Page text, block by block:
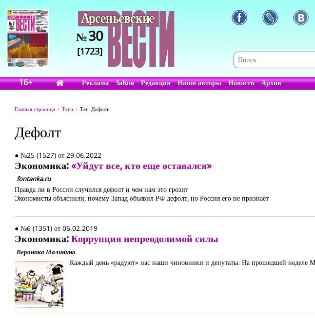
№30
[1723]
16+ Реклама ЗаКон Редакция Наши авторы Новости Архив
Главная страница Теги Тег: Дефолт
Дефолт
● №25 (1527) от 29.06.2022
Экономика:«Уйдут все, кто еще оставался»
fontanka.ru
Правда ли в России случился дефолт и чем нам это грозит
Экономисты объяснили, почему Запад объявил РФ дефолт, но Россия его не признаёт
● №6 (1351) от 06.02.2019
Экономика:Коррупция непреодолимой силы
Вероника Малинина
Каждый день «радуют» нас наши чиновники и депутаты. На прошедшей неделе